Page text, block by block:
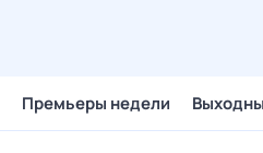
Премьеры недели